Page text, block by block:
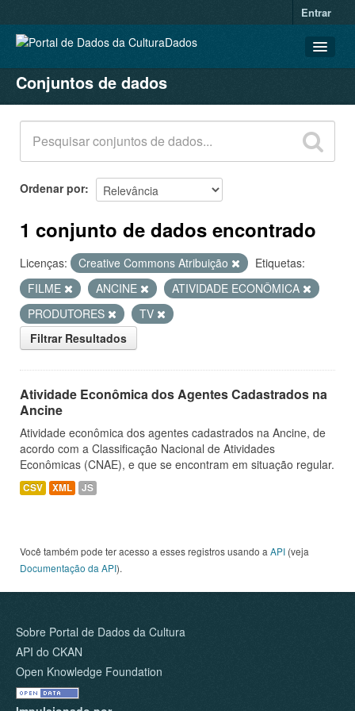
Entrar
CONJUNTOS DE DADOS
ORGANIZAÇÕES
GRUPOS
SOBRE
Conjuntos de dados
Ordenar por
1 conjunto de dados encontrado
Licenças: Creative Commons Atribuição
Etiquetas:
FILME
ANCINE
ATIVIDADE ECONÔMICA
PRODUTORES
TV
Filtrar Resultados
Atividade Econômica dos Agentes Cadastrados na
Ancine
Atividade econômica dos agentes cadastrados na Ancine, de
acordo com a Classificação Nacional de Atividades
Econômicas (CNAE), e que se encontram em situação regular.
CSV XML JS
Você também pode ter acesso a esses registros usando a API (veja
Documentação da API).
Sobre Portal de Dados da Cultura
API do CKAN
Open Knowledge Foundation